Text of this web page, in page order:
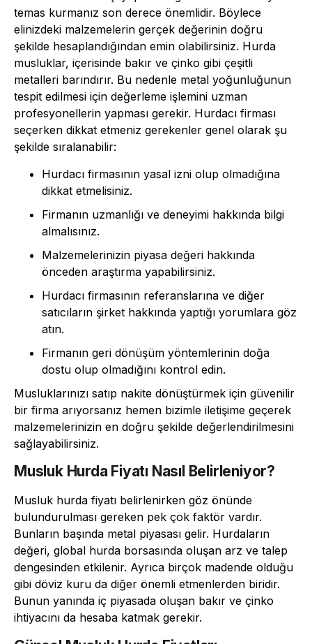
temas kurmanız son derece önemlidir. Böylece
elinizdeki malzemelerin gerçek değerinin doğru
şekilde hesaplandığından emin olabilirsiniz. Hurda
musluklar, içerisinde bakır ve çinko gibi çeşitli
metalleri barındırır. Bu nedenle metal yoğunluğunun
tespit edilmesi için değerleme işlemini uzman
profesyonellerin yapması gerekir. Hurdacı firması
seçerken dikkat etmeniz gerekenler genel olarak şu
şekilde sıralanabilir:
Hurdacı firmasının yasal izni olup olmadığına
dikkat etmelisiniz.
Firmanın uzmanlığı ve deneyimi hakkında bilgi
almalısınız.
Malzemelerinizin piyasa değeri hakkında
önceden araştırma yapabilirsiniz.
Hurdacı firmasının referanslarına ve diğer
satıcıların şirket hakkında yaptığı yorumlara göz
atın.
Firmanın geri dönüşüm yöntemlerinin doğa
dostu olup olmadığını kontrol edin.
Musluklarınızı satıp nakite dönüştürmek için güvenilir
bir firma arıyorsanız hemen bizimle iletişime geçerek
malzemelerinizin en doğru şekilde değerlendirilmesini
sağlayabilirsiniz.
Musluk Hurda Fiyatı Nasıl Belirleniyor?
Musluk hurda fiyatı belirlenirken göz önünde
bulundurulması gereken pek çok faktör vardır.
Bunların başında metal piyasası gelir. Hurdaların
değeri, global hurda borsasında oluşan arz ve talep
dengesinden etkilenir. Ayrıca birçok madende olduğu
gibi döviz kuru da diğer önemli etmenlerden biridir.
Bunun yanında iç piyasada oluşan bakır ve çinko
ihtiyacını da hesaba katmak gerekir.